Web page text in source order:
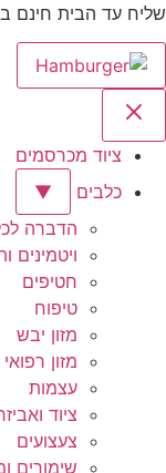
שליח עד הבית חינם
ציוד מכרסמים
כלבים
▼
הדברה
ויטמינים
חטיפים
טיפוח
מזון יבש
מזון רפואי
עצמות
ציוד
צעצועים
שימורים